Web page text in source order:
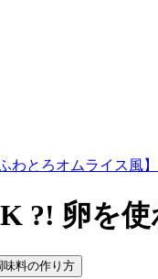
わとろオムライス風
?! 卵を
味料の作り方